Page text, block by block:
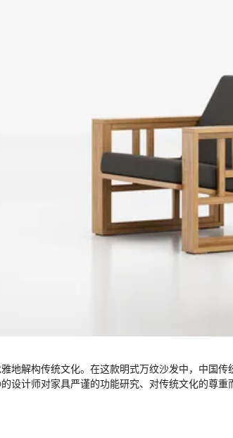
地解构传统文化。在这款明式万纹沙发中，中国
设计师对家具严谨的功能研究、对传统文化的尊重